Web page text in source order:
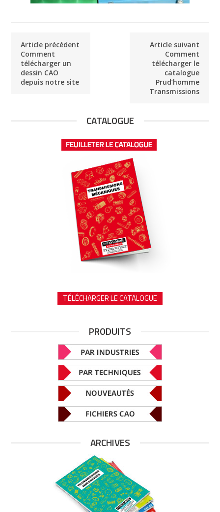
Article précédent
Comment
télécharger un
dessin CAO
depuis notre site
Article suivant
Comment
télécharger le
catalogue
Prud’homme
Transmissions
CATALOGUE
TÉLÉCHARGER LE CATALOGUE
PRODUITS
ARCHIVES